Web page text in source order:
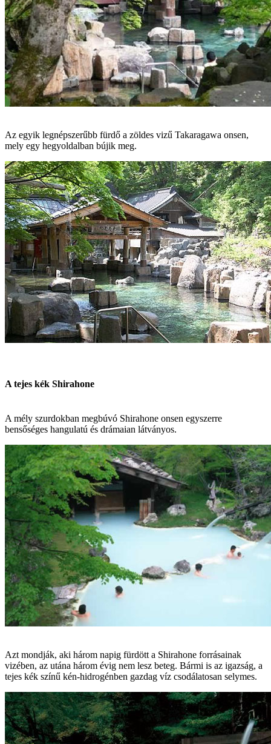
Az egyik legnépszerűbb fürdő a zöldes vizű Takaragawa onsen,
mely egy hegyoldalban bújik meg.
A tejes kék Shirahone
A mély szurdokban megbúvó Shirahone onsen egyszerre
bensőséges hangulatú és drámaian látványos.
Azt mondják, aki három napig fürdött a Shirahone forrásainak
vizében, az utána három évig nem lesz beteg. Bármi is az igazság, a
tejes kék színű kén-hidrogénben gazdag víz csodálatosan selymes.